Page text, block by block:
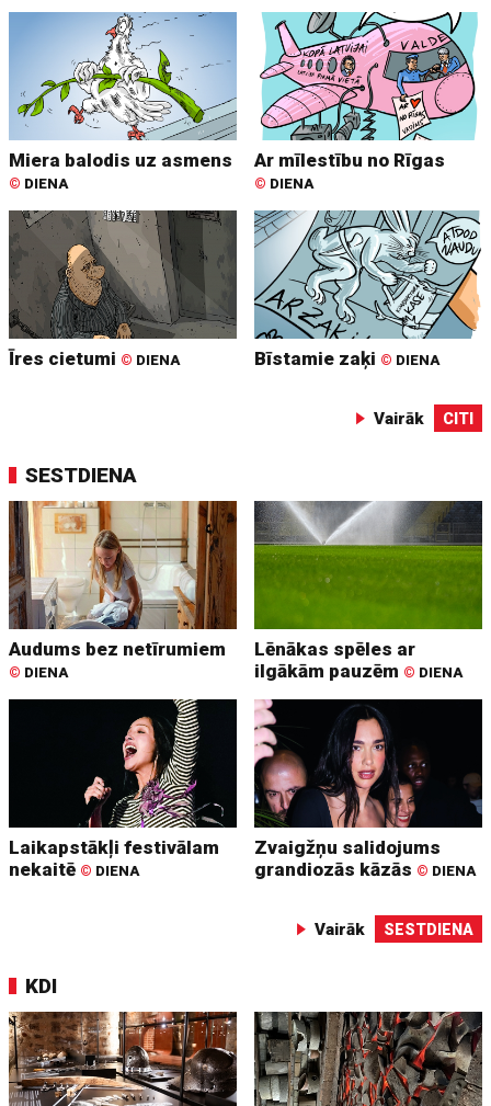
Miera balodis uz asmens
© DIENA
Ar mīlestību no Rīgas
© DIENA
Īres cietumi © DIENA Bīstamie zaķi © DIENA
Vairāk CITI
SESTDIENA
Audums bez netīrumiem
© DIENA
Lēnākas spēles ar
ilgākām pauzēm © DIENA
Laikapstākļi festivālam
nekaitē © DIENA
Zvaigžņu salidojums
grandiozās kāzās © DIENA
Vairāk SESTDIENA
KDI